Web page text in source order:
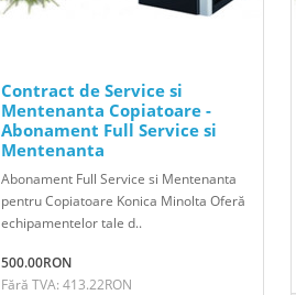
Contract de Service si
Mentenanta Copiatoare -
Abonament Full Service si
Mentenanta
Abonament Full Service si Mentenanta
pentru Copiatoare Konica Minolta Oferă
echipamentelor tale d..
500.00RON
Fără TVA: 413.22RON